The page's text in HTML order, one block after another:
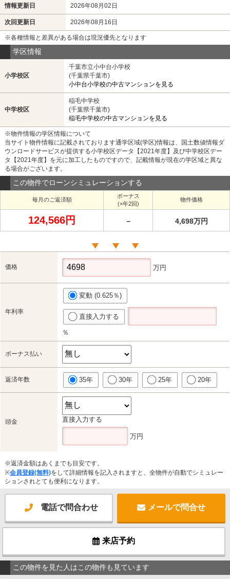
情報更新日 2026年08月02日
次回更新日 2026年08月16日
※各種情報と差異がある場合は現況優先となります
学区情報
小学校区
千葉市立小中台小学校
(千葉県千葉市)
小中台小学校の中古マンションを見る
中学校区
稲毛中学校
(千葉県千葉市)
稲毛中学校の中古マンションを見る
※物件情報の学区情報について
当サイト物件情報に記載されております通学区域(学区)情報は、国土数値情報ダ
ウンロードサービスが提供する小学校区データ【2021年度】及び中学校区デー
タ【2021年度】を元に加工したものですので、記載情報が現在の学区域と異な
る場合がございます。
この物件でローンシミュレーションする
毎月のご返済額
ボーナス
(×年2回)
物件価格
124,566円 － 4,698万円
価格 万円
年利率
変動 (0.625％)
直接入力する
％
ボーナス払い
返済年数 35年 30年 25年 20年
頭金 直接入力する
万円
※返済金額はあくまでも目安です。
※会員登録(無料)をして詳細情報を記入されますと、全物件が自動でシミュレー
ションされとても便利になります。
電話で問合わせ メールで問合せ
来店予約
この物件を見た人はこの物件も見ています